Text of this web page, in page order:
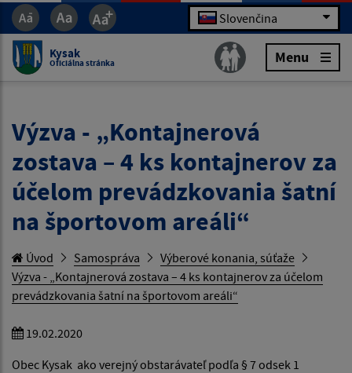
Slovenčina
Kysak
Oficiálna stránka Menu
Výzva - „Kontajnerová
zostava – 4 ks kontajnerov za
účelom prevádzkovania šatní
na športovom areáli“
Úvod Samospráva
Výberové konania, súťaže
Výzva - „Kontajnerová zostava – 4 ks kontajnerov za účelom
prevádzkovania šatní na športovom areáli“
19.02.2020
Obec Kysak ako verejný obstarávateľ podľa § 7 odsek 1